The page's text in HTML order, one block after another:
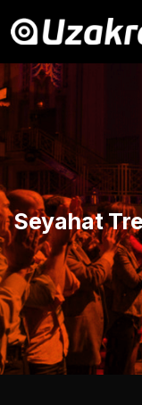
Seyahat